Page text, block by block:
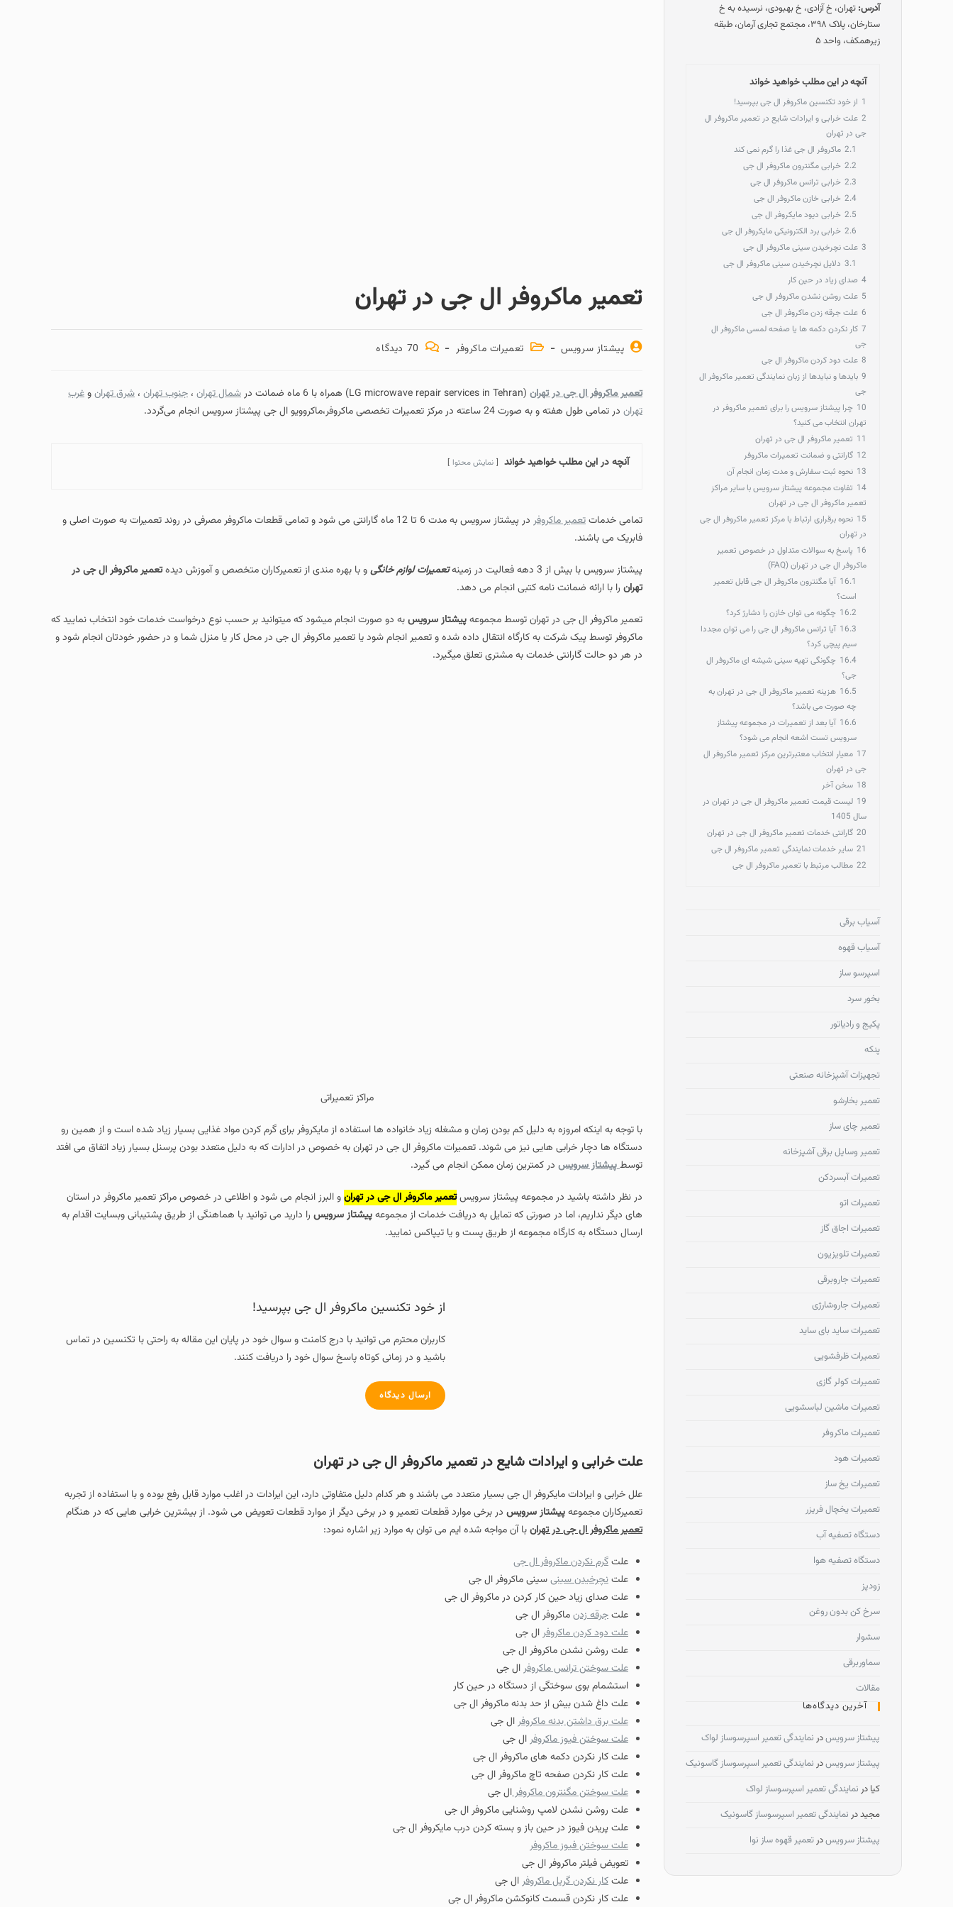
تعمیر ماکروفر ال جی در تهران
پیشتاز سرویس تعمیرات ماکروفر 70 دیدگاه‌
تعمیر ماکروفر ال جی در تهران (LG microwave repair services in Tehran) همراه با 6 ماه ضمانت در شمال تهران ، جنوب تهران ، شرق تهرانوغرب
تهران در تمامی طول هفته و به صورت 24 ساعته در مرکز تعمیرات تخصصی ماکروفر،ماکروویو ال جی پیشتاز سرویس انجام می‌گردد.
آنچه در این مطلب خواهید خواند نمایش محتوا
تمامی خدماتتعمیر ماکروفر
در پیشتاز سرویس به مدت 6 تا 12 ماه گارانتی می شود و تمامی قطعات ماکروفر مصرفی در روند تعمیرات به صورت اصلی و
فابریک می باشند.
پیشتاز سرویس با بیش از 3 دهه فعالیت در زمینه تعمیرات لوازم خانگیو با بهره مندی از تعمیرکاران متخصص و آموزش دیدهتعمیر ماکروفر ال جی در
تهران را با ارائه ضمانت نامه کتبی انجام می دهد.
تعمیر ماکروفر ال جی در تهران توسط مجموعهپیشتاز سرویسبه دو صورت انجام میشود که میتوانید بر حسب نوع درخواست خدمات خود انتخاب نمایید که
ماکروفر توسط پیک شرکت به کارگاه انتقال داده شده و تعمیر انجام شود یا تعمیر ماکروفر ال جی در محل کار یا منزل شما و در حضور خودتان انجام شود و
در هر دو حالت گارانتی خدمات به مشتری تعلق میگیرد.
مراکز تعمیراتی
با توجه به اینکه امروزه به دلیل کم بودن زمان و مشغله زیاد خانواده ها استفاده از مایکروفر برای گرم کردن مواد غذایی بسیار زیاد شده است و از همین رو
دستگاه ها دچار خرابی هایی نیز می شوند. تعمیرات ماکروفر ال جی در تهران به خصوص در ادارات که به دلیل متعدد بودن پرسنل بسیار زیاد اتفاق می افتد
توسطپیشتاز سرویس در کمترین زمان ممکن انجام می گیرد.
در نظر داشته باشید در مجموعه پیشتاز سرویستعمیر ماکروفر ال جی در تهرانو البرز انجام می شود و اطلاعی در خصوص مراکز تعمیر ماکروفر در استان
های دیگر نداریم، اما در صورتی که تمایل به دریافت خدمات از مجموعهپیشتاز سرویس را دارید می توانید با هماهنگی از طریق پشتیبانی وبسایت اقدام به
ارسال دستگاه به کارگاه مجموعه از طریق پست و یا تیپاکس نمایید.
از خود تکنسین ماکروفر ال جی بپرسید!
کاربران محترم می توانید با درج کامنت و سوال خود در پایان این مقاله به راحتی با تکنسین در تماس
باشید و در زمانی کوتاه پاسخ سوال خود را دریافت کنند.
ارسال دیدگاه
علت خرابی و ایرادات شایع در تعمیر ماکروفر ال جی در تهران
علل خرابی و ایرادات مایکروفر ال جی بسیار متعدد می باشند و هر کدام دلیل متفاوتی دارد، این ایرادات در اغلب موارد قابل رفع بوده و با استفاده از تجربه
تعمیرکاران مجموعهپیشتاز سرویس در برخی موارد قطعات تعمیر و در برخی دیگر از موارد قطعات تعویض می شود. از بیشترین خرابی هایی که در هنگام
تعمیر ماکروفر ال جی در تهرانبا آن مواجه شده ایم می توان به موارد زیر اشاره نمود:
علتگرم نکردن ماکروفر ال جی
علتنچرخیدن سینیسینی ماکروفر ال جی
علت صدای زیاد حین کار کردن در ماکروفر ال جی
علتجرقه زدنماکروفر ال جی
علت دود کردن ماکروفرال جی
علت روشن نشدن ماکروفر ال جی
علت سوختن ترانس ماکروفرال جی
استشمام بوی سوختگی از دستگاه در حین کار
علت داغ شدن بیش از حد بدنه ماکروفر ال جی
علت برق داشتن بدنه ماکروفرال جی
علت سوختن فیوز ماکروفرال جی
علت کار نکردن دکمه های ماکروفر ال جی
علت کار نکردن صفحه تاچ ماکروفر ال جی
علت سوختن مگنترون ماکروفرال جی
علت روشن نشدن لامپ روشنایی ماکروفر ال جی
علت پریدن فیوز در حین باز و بسته کردن درب مایکروفر ال جی
علت سوختن فیوز ماکروفر
تعویض فیلتر ماکروفر ال جی
علتکار نکردن گریل ماکروفرال جی
علت کار نکردن قسمت کانوکشن ماکروفر ال جی
آدرس: تهران، خ آزادی، خ بهبودی، نرسیده به خ
ستارخان، پلاک ۳۹۸، مجتمع تجاری آرمان، طبقه
زیرهمکف، واحد ۵
آنچه در این مطلب خواهید خواند
1 از خود تکنسین ماکروفر ال جی بپرسید!
2 علت خرابی و ایرادات شایع در تعمیر ماکروفر ال
جی در تهران
2.1 ماکروفر ال جی غذا را گرم نمی کند
2.2 خرابی مگنترون ماکروفر ال جی
2.3 خرابی ترانس ماکروفر ال جی
2.4 خرابی خازن ماکروفر ال جی
2.5 خرابی دیود مایکروفر ال جی
2.6 خرابی برد الکترونیکی مایکروفر ال جی
3 علت نچرخیدن سینی ماکروفر ال جی
3.1 دلایل نچرخیدن سینی ماکروفر ال جی
4 صدای زیاد در حین کار
5 علت روشن نشدن ماکروفر ال جی
6 علت جرقه زدن ماکروفر ال جی
7 کار نکردن دکمه ها یا صفحه لمسی ماکروفر ال
جی
8 علت دود کردن ماکروفر ال جی
9 بایدها و نبایدها از زبان نمایندگی تعمیر ماکروفر ال
جی
10 چرا پیشتاز سرویس را برای تعمیر ماکروفر در
تهران انتخاب می کنید؟
11 تعمیر ماکروفر ال جی در تهران
12 گارانتی و ضمانت تعمیرات ماکروفر
13 نحوه ثبت سفارش و مدت زمان انجام آن
14 تفاوت مجموعه پیشتاز سرویس با سایر مراکز
تعمیر ماکروفر ال جی در تهران
15 نحوه برقراری ارتباط با مرکز تعمیر ماکروفر ال جی
در تهران
16 پاسخ به سوالات متداول در خصوص تعمیر
ماکروفر ال جی در تهران (FAQ)
16.1 آیا مگنترون ماکروفر ال جی قابل تعمیر
است؟
16.2 چگونه می توان خازن را دشارژ کرد؟
16.3 آیا ترانس ماکروفر ال جی را می توان مجددا
سیم پیچی کرد؟
16.4 چگونگی تهیه سینی شیشه ای ماکروفر ال
جی؟
16.5 هزینه تعمیر ماکروفر ال جی در تهران به
چه صورت می باشد؟
16.6 آیا بعد از تعمیرات در مجموعه پیشتاز
سرویس تست اشعه انجام می شود؟
17 معیار انتخاب معتبرترین مرکز تعمیر ماکروفر ال
جی در تهران
18 سخن آخر
19 لیست قیمت تعمیر ماکروفر ال جی در تهران در
سال 1405
20 گارانتی خدمات تعمیر ماکروفر ال جی در تهران
21 سایر خدمات نمایندگی تعمیر ماکروفر ال جی
22 مطالب مرتبط با تعمیر ماکروفر ال جی
آسیاب برقی
آسیاب قهوه
اسپرسو ساز
بخور سرد
پکیج و رادیاتور
پنکه
تجهیزات آشپزخانه صنعتی
تعمیر بخارشو
تعمیر چای ساز
تعمیر وسایل برقی آشپزخانه
تعمیرات آبسردکن
تعمیرات اتو
تعمیرات اجاق گاز
تعمیرات تلویزیون
تعمیرات جاروبرقی
تعمیرات جاروشارژی
تعمیرات ساید بای ساید
تعمیرات ظرفشویی
تعمیرات کولر گازی
تعمیرات ماشین لباسشویی
تعمیرات ماکروفر
تعمیرات هود
تعمیرات یخ ساز
تعمیرات یخچال فریزر
دستگاه تصفیه آب
دستگاه تصفیه هوا
زودپز
سرخ کن بدون روغن
سشوار
سماوربرقی
مقالات
آخرین دیدگاه‌ها
پیشتاز سرویسدر نمایندگی تعمیر اسپرسوساز لواک
پیشتاز سرویسدر نمایندگی تعمیر اسپرسوساز گاسونیک
کیا در نمایندگی تعمیر اسپرسوساز لواک
مجیددر نمایندگی تعمیر اسپرسوساز گاسونیک
پیشتاز سرویسدرتعمیر قهوه ساز نوا